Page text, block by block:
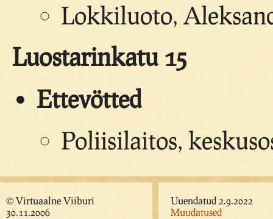
Lokkiluoto,
Luostarinkatu 15
Ettevötted
Poliisilaitos,
© Virtuaalne Viiburi
30.11.2006
Uuendatud 2.9.2022
Muudatused